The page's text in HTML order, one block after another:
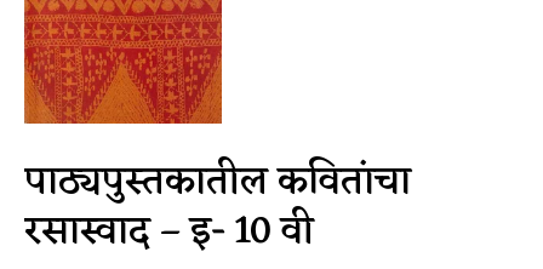
पाठ्यपुस्तकातील कवितांचा
रसास्वाद – इ- 10 वी